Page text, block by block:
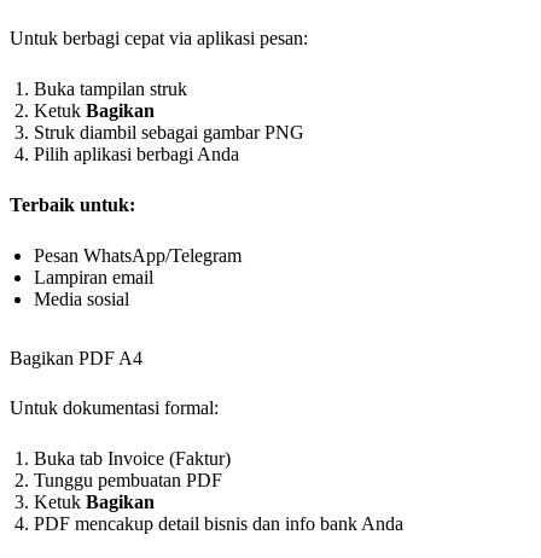
Untuk berbagi cepat via aplikasi pesan:
Buka tampilan struk
Ketuk Bagikan
Struk diambil sebagai gambar PNG
Pilih aplikasi berbagi Anda
Terbaik untuk:
Pesan WhatsApp/Telegram
Lampiran email
Media sosial
Bagikan PDF A4
Untuk dokumentasi formal:
Buka tab Invoice (Faktur)
Tunggu pembuatan PDF
Ketuk Bagikan
PDF mencakup detail bisnis dan info bank Anda